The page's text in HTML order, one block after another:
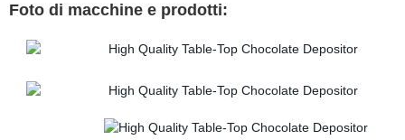
Foto di macchine e prodotti: